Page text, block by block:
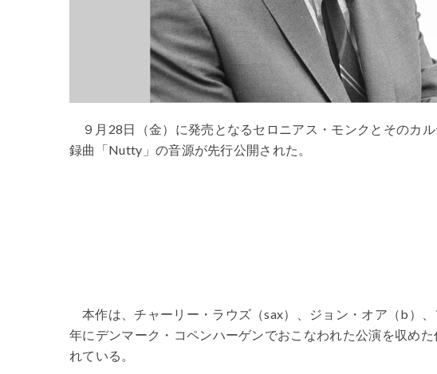
９月28日（金）に発売となるセロニアス・モンクとそのカ
録曲「Nutty」の音源が先行公開された。
本作は、チャーリー・ラウズ（sax）、ジョン・オア（b）
年にデンマーク・コペンハーゲンでおこなわれた公演を収め
れている。